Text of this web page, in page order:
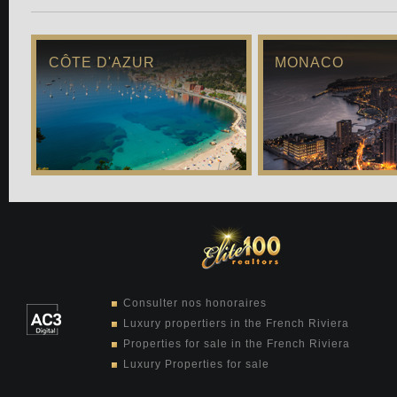
CÔTE D'AZUR MONACO
Consulter nos honoraires
Luxury propertiers in the French Riviera
Properties for sale in the French Riviera
Luxury Properties for sale